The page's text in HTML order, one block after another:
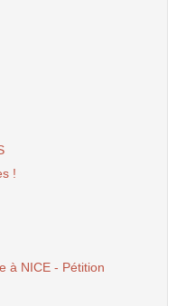
!
à NICE - Pétition